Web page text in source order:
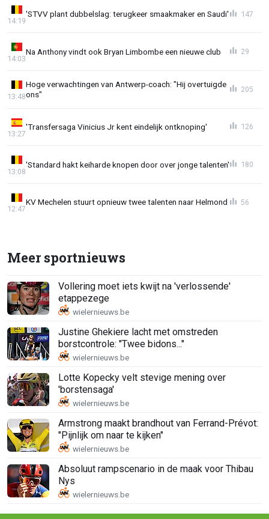
'STVV plant dubbelslag: terugkeer smaakmaker en Saudi'
14:19
147
Na Anthony vindt ook Bryan Limbombe een nieuwe club
14:03
29
Hoge verwachtingen van Antwerp-coach: "Hij overtuigde
ons"
13:48
205
'Transfersaga Vinicius Jr kent eindelijk ontknoping'
13:27
126
'Standard hakt keiharde knopen door over jonge talenten'
13:08
180
KV Mechelen stuurt opnieuw twee talenten naar Helmond
12:47
56
Meer sportnieuws
Vollering moet iets kwijt na 'verlossende'
etappezege
Justine Ghekiere lacht met omstreden
borstcontrole: "Twee bidons..."
Lotte Kopecky velt stevige mening over
'borstensaga'
Armstrong maakt brandhout van Ferrand-Prévot:
"Pijnlijk om naar te kijken"
Absoluut rampscenario in de maak voor Thibau
Nys